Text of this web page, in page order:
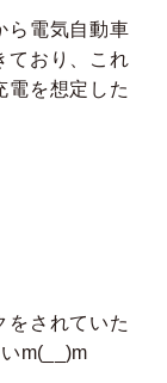
ら電気自動車
ており、これ
電を想定した
をされていた
m(__)m